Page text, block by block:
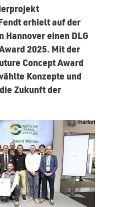
erhielt auf der
Hannover einen DLG
2025. Mit der
Concept Award
Konzepte und
Zukunft der